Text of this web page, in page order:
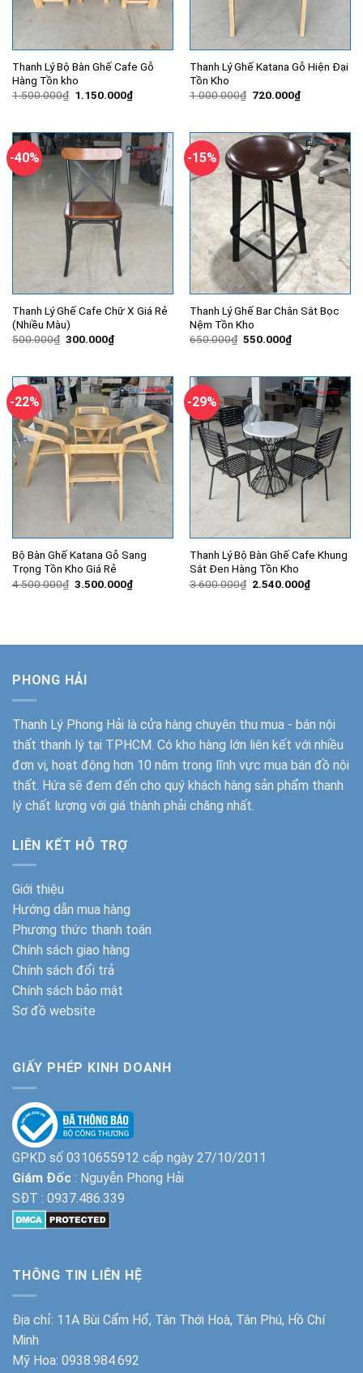
Thanh Lý Bộ Bàn Ghế Cafe Gỗ
Hàng Tồn kho
1.500.000₫ Giá
1.150.000₫Giá
hiện
1.150.000₫.
Thanh Lý Ghế Katana Gỗ Hiện Đại
Tồn Kho
1.000.000₫ Giá
720.000₫Giá
hiện
720.000₫.
-40%
Thanh Lý Ghế Cafe Chữ X Giá Rẻ
(Nhiều Màu)
500.000₫ Giá
300.000₫Giá
hiện
300.000₫.
-15%
Thanh Lý Ghế Bar Chân Sắt Bọc
Nệm Tồn Kho
650.000₫ Giá
550.000₫Giá
hiện
550.000₫.
-22%
Bộ Bàn Ghế Katana Gỗ Sang
Trọng Tồn Kho Giá Rẻ
4.500.000₫ Giá
3.500.000₫Giá
hiện
-29%
Thanh Lý Bộ Bàn Ghế Cafe Khung
Sắt Đen Hàng Tồn Kho
3.600.000₫ Giá
2.540.000₫Giá
hiện
PHONG HẢI
Thanh Lý Phong Hải là cửa hàng chuyên thu mua - bán nội
thất thanh lý tại TPHCM. Có kho hàng lớn liên kết với nhiều
đơn vị, hoạt động hơn 10 năm trong lĩnh vực mua bán đồ nội
thất. Hứa sẽ đem đến cho quý khách hàng sản phẩm thanh
lý chất lượng với giá thành phải chăng nhất.
LIÊN KẾT HỖ TRỢ
Giới thiệu
Hướng dẫn mua hàng
Phương thức thanh toán
Chính sách giao hàng
Chính sách đổi trả
Chính sách bảo mật
Sơ đồ website
GIẤY PHÉP KINH DOANH
GPKD số 0310655912 cấp ngày 27/10/2011
Giám Đốc : Nguyễn Phong Hải
SĐT : 0937.486.339
THÔNG TIN LIÊN HỆ
Địa chỉ: 11A Bùi Cẩm Hổ, Tân Thới Hoà, Tân Phú, Hồ Chí
Minh
Mỹ Hoa: 0938.984.692